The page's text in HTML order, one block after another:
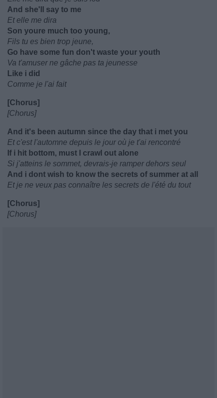
And she'll say to me
Et elle me dira
Son youre much too young,
Fils tu es bien trop jeune,
Go have some fun don't waste your youth
Va t'amuser ne gâche pas ta jeunesse
Like i did
Comme je l'ai fait
[Chorus]
[Chorus]
And it's been autumn since the day that i met you
Et c'est l'automne depuis le jour où je t'ai rencontré
If i hit bottom, must I crawl out alone
Si j'atteins le sommet, devrais-je ramper dehors seul
And i dont wish to know the secrets of summer at all
Et je ne veux pas connaître les secrets de l'été du tout
[Chorus]
[Chorus]